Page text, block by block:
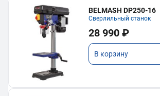
BELMASH DP250-16
Сверлильный станок
28 990 ₽
В корзину